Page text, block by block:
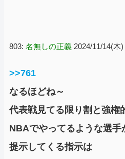
803: 名無しの正義 2024/11/14(木
>>761
なるほどね～
代表戦見てる限り割と強権
NBAでやってるような選
提示してくる指示は